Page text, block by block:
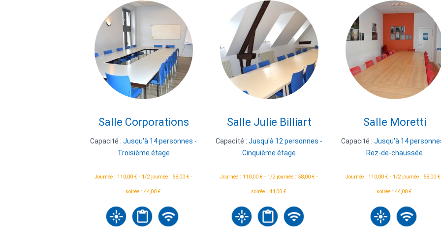
Salle Corporations
Capacité :Jusqu'à 14 personnes -
Troisième étage
Journée : 110,00 € - 1/2 journée : 58,00 € -
soirée : 44,00 €
Salle Julie Billiart
Capacité :Jusqu'à 12 personnes -
Cinquième étage
Journée : 110,00 € - 1/2 journée : 58,00 € -
soirée : 44,00 €
Salle Moretti
Capacité :Jusqu'à 14
Rez-de-chaussée
Journée : 110,00 € - 1/2 journée : 58,00
soirée : 44,00 €